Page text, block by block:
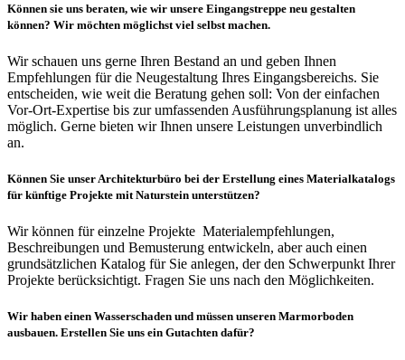
Können sie uns beraten, wie wir unsere Eingangstreppe neu gestalten
können? Wir möchten möglichst viel selbst machen.
Wir schauen uns gerne Ihren Bestand an und geben Ihnen
Empfehlungen für die Neugestaltung Ihres Eingangsbereichs. Sie
entscheiden, wie weit die Beratung gehen soll: Von der einfachen
Vor-Ort-Expertise bis zur umfassenden Ausführungsplanung ist alles
möglich. Gerne bieten wir Ihnen unsere Leistungen unverbindlich
an.
Können Sie unser Architekturbüro bei der Erstellung eines Materialkatalogs
für künftige Projekte mit Naturstein unterstützen?
Wir können für einzelne Projekte Materialempfehlungen,
Beschreibungen und Bemusterung entwickeln, aber auch einen
grundsätzlichen Katalog für Sie anlegen, der den Schwerpunkt Ihrer
Projekte berücksichtigt. Fragen Sie uns nach den Möglichkeiten.
Wir haben einen Wasserschaden und müssen unseren Marmorboden
ausbauen. Erstellen Sie uns ein Gutachten dafür?